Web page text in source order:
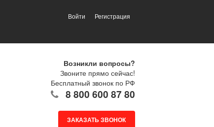
Войти Регистрация
Возникли вопросы?
Звоните прямо сейчас!
Бесплатный звонок по РФ
8 800 600 87 80
ЗАКАЗАТЬ ЗВОНОК